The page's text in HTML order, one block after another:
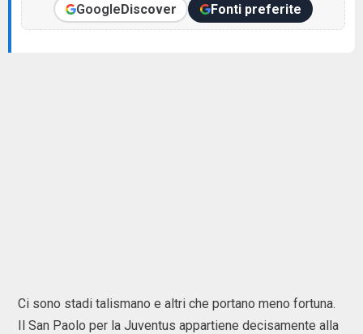
GoogleDiscover Fonti preferite
Ci sono stadi talismano e altri che portano meno fortuna.
Il San Paolo per la Juventus appartiene decisamente alla